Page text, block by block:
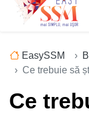
EasySSM
Ce trebuie să
Ce